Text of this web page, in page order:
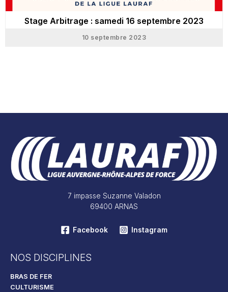
Stage Arbitrage : samedi 16 septembre 2023
10 septembre 2023
7 impasse Suzanne Valadon
69400 ARNAS
Facebook Instagram
NOS DISCIPLINES
BRAS DE FER
CULTURISME